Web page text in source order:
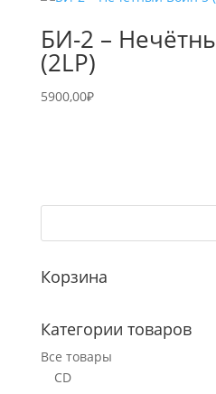
БИ-2 –
(2LP)
5900,00₽
Корзина
Категории товаров
Все товары
CD